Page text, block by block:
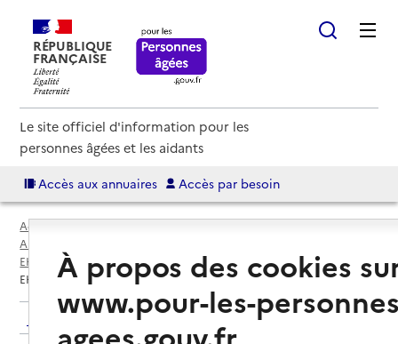
RÉPUBLIQUE
FRANÇAISE
Le site officiel d'information pour les
personnes âgées et les aidants
Accès aux annuaires Accès par besoin
Accueil
Annuaire EHPAD et maisons de retraite
EHPAD par département
Somme (80)
Abbeville
EHPAD Centre de gérontologie
Retour aux résultats de l'annuaire
À propos des cookies
www.pour-les-